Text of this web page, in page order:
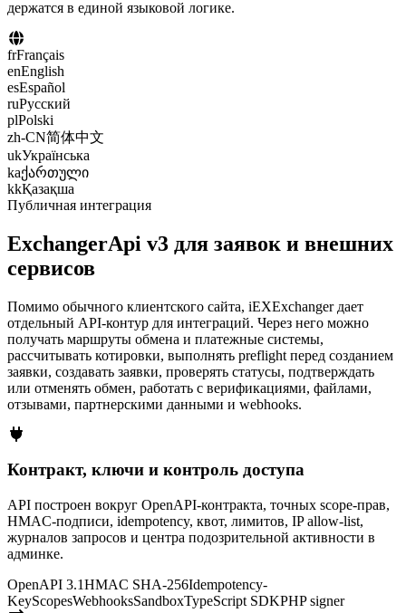
держатся в единой языковой логике.
frFrançais
enEnglish
esEspañol
ruРусский
plPolski
zh-CN简体中文
ukУкраїнська
kaქართული
kkҚазақша
Публичная интеграция
ExchangerApi v3 для заявок и внешних
сервисов
Помимо обычного клиентского сайта, iEXExchanger дает
отдельный API-контур для интеграций. Через него можно
получать маршруты обмена и платежные системы,
рассчитывать котировки, выполнять preflight перед созданием
заявки, создавать заявки, проверять статусы, подтверждать
или отменять обмен, работать с верификациями, файлами,
отзывами, партнерскими данными и webhooks.
Контракт, ключи и контроль доступа
API построен вокруг OpenAPI-контракта, точных scope-прав,
HMAC-подписи, idempotency, квот, лимитов, IP allow-list,
журналов запросов и центра подозрительной активности в
админке.
OpenAPI 3.1HMAC SHA-256Idempotency-
KeyScopesWebhooksSandboxTypeScript SDKPHP signer